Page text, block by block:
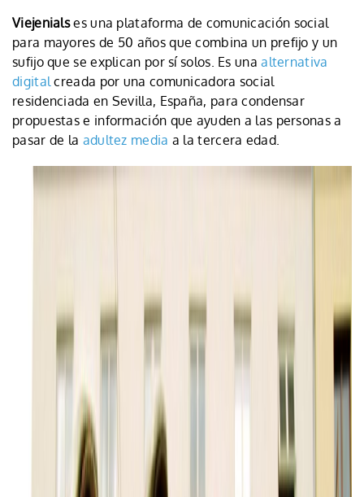
Viejenialses una plataforma de comunicación social
para mayores de 50 años que combina un prefijo y un
sufijo que se explican por sí solos. Es unaalternativa
digital creada por una comunicadora social
residenciada en Sevilla, España, para condensar
propuestas e información que ayuden a las personas a
pasar de la adultez media a la tercera edad.